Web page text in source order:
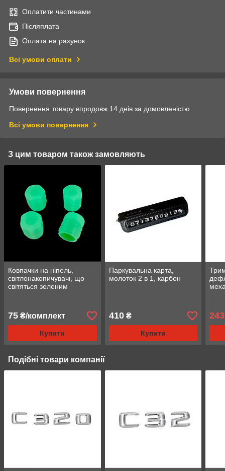
Оплатити частинами
Післяплата
Оплата на рахунок
Всі умови оплати
Умови повернення
Повернення товару впродовж 14 днів за домовленістю
Всі умови повернення
З цим товаром також замовляють
Ковпачки на ніпель,
світлонакопичувачі, що
світяться зеленим
75 ₴/комплект
Купити
Паркувальна карта,
молоток 2 в 1, карбон
410₴
Купити
243
Подібні товари компанії